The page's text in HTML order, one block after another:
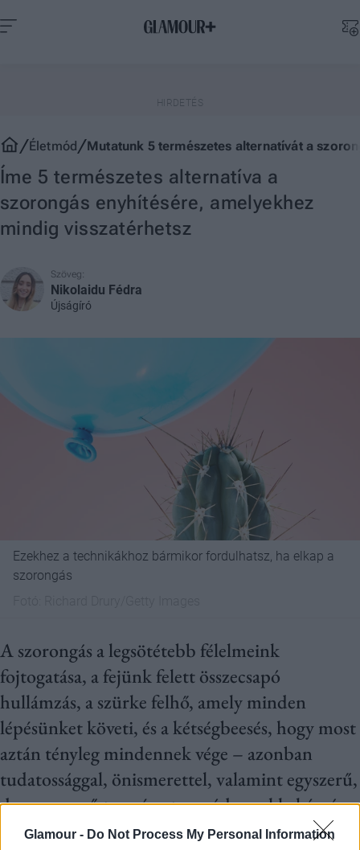
Glamour - Do Not Process My Personal Information
Életmód Mutatunk 5 természetes alternatívát a
Íme 5 természetes alternatíva a
szorongás enyhítésére, amelyekhez
mindig visszatérhetsz
Szöveg:
Nikolaidu Fédra
Újságíró
Ezekhez a technikákhoz bármikor fordulhatsz, ha elkap a
szorongás
A szorongás a legsötétebb félelmeink
fojtogatása, a fejünk felett összecsapó
hullámzás, a szürke felhő, amely minden
lépésünket követi, és a kétségbeesés, hogy most
aztán tényleg mindennek vége – azonban
tudatossággal, önismerettel, valamint egyszerű,
de nagyszerű természetes módszerekkel úrrá
lehetünk rajta.